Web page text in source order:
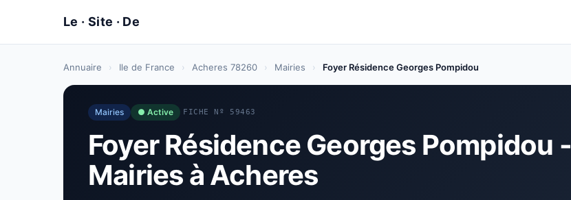
Annuaire › Ile de France › Acheres 78260 › Mairies › Foyer Résidence Georges Pompidou
Mairies ● Active FICHE Nº 59463
Foyer Résidence Georges Pompidou -
Mairies à Acheres